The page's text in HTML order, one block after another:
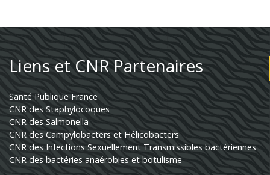
Liens et CNR Partenaires
Santé Publique France
CNR des Staphylocoques
CNR des Salmonella
CNR des Campylobacters et Hélicobacters
CNR des Infections Sexuellement Transmissibles bactériennes
CNR des bactéries anaérobies et botulisme